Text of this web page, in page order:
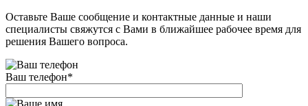
Оставьте Ваше сообщение и контактные данные и наши
специалисты свяжутся с Вами в ближайшее рабочее время для
решения Вашего вопроса.
Ваш телефон*